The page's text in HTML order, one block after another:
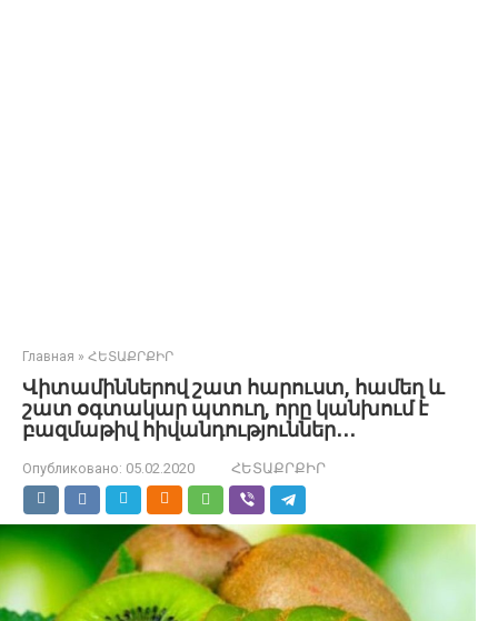
Главная » ՀԵՏԱՔՐՔԻՐ
Վիտամիններով շատ հարուստ, համեղ և
շատ օգտակար պտուղ, որը կանխում է
բազմաթիվ հիվանդություններ․․․
Опубликовано: 05.02.2020 ՀԵՏԱՔՐՔԻՐ